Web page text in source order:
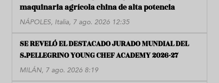
maquinaria agrícola china de alta potencia
NÁPOLES, Italia, 7 ago. 2026 12:35
SE REVELÓ EL DESTACADO JURADO MUNDIAL DEL
S.PELLEGRINO YOUNG CHEF ACADEMY 2026-27
MILÁN, 7 ago. 2026 8:19